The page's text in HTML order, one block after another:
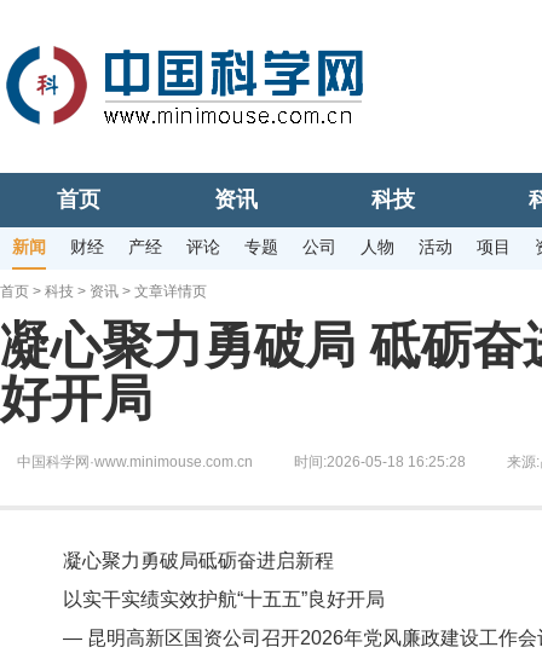
首页 资讯 科技
新闻 财经 产经 评论 专题 公司 人物 活动 项目
首页 > 科技 > 资讯 > 文章详情页
凝心聚力勇破局 砥砺
好开局
中国科学网·www.minimouse.com.cn 时间:2026-05-18 16:25:28 来源:
凝心聚力勇破局砥砺奋进启新程
以实干实绩实效护航“十五五”良好开局
— 昆明高新区国资公司召开2026年党风廉政建设工作会